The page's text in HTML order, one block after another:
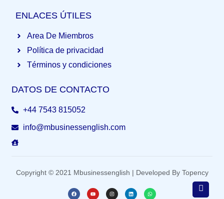
ENLACES ÚTILES
Area De Miembros
Política de privacidad
Términos y condiciones
DATOS DE CONTACTO
+44 7543 815052
info@mbusinessenglish.com
Copyright © 2021 Mbusinessenglish | Developed By Topency